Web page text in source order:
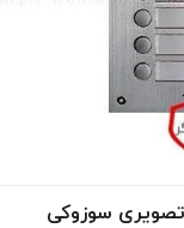
تصویری سوزوکی